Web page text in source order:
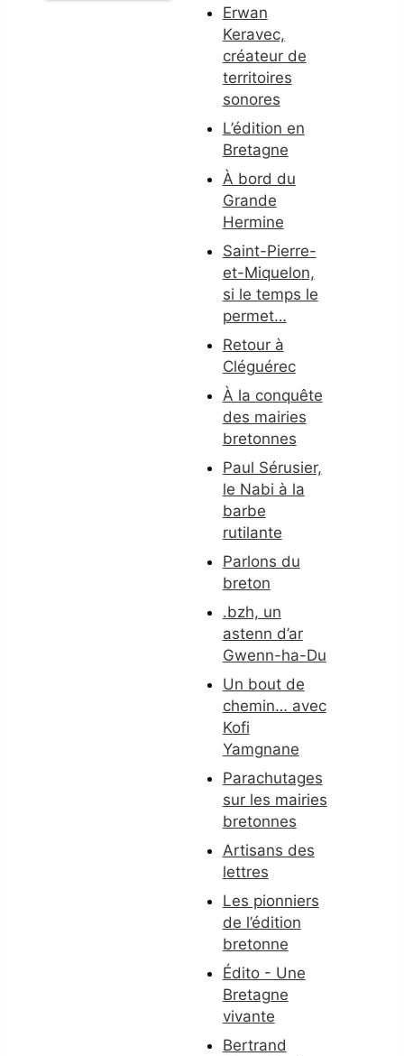
Erwan
Keravec,
créateur de
territoires
sonores
L’édition en
Bretagne
À bord du
Grande
Hermine
Saint-Pierre-
et-Miquelon,
si le temps le
permet…
Retour à
Cléguérec
À la conquête
des mairies
bretonnes
Paul Sérusier,
le Nabi à la
barbe
rutilante
Parlons du
breton
.bzh, un
astenn d’ar
Gwenn-ha-Du
Un bout de
chemin… avec
Kofi
Yamgnane
Parachutages
sur les mairies
bretonnes
Artisans des
lettres
Les pionniers
de l’édition
bretonne
Édito - Une
Bretagne
vivante
Bertrand